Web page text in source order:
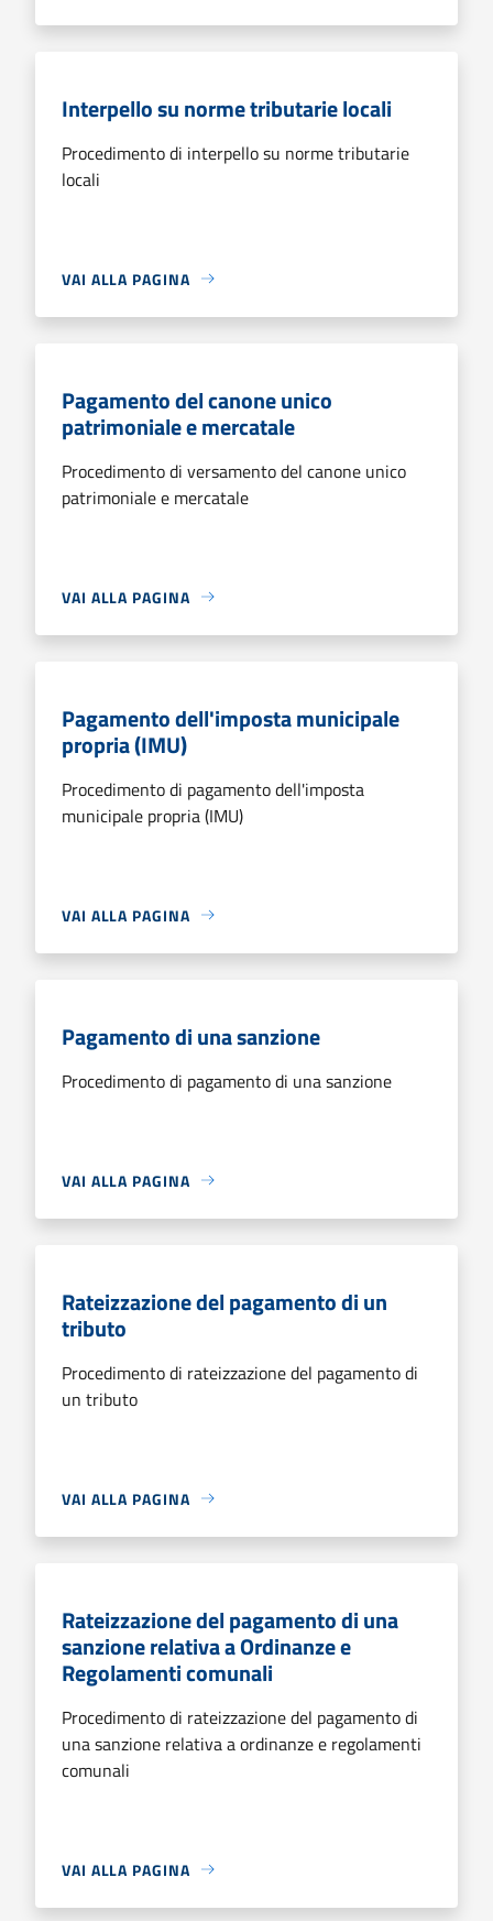
Interpello su norme tributarie locali
Procedimento di interpello su norme tributarie
locali
VAI ALLA PAGINA
Pagamento del canone unico
patrimoniale e mercatale
Procedimento di versamento del canone unico
patrimoniale e mercatale
VAI ALLA PAGINA
Pagamento dell'imposta municipale
propria (IMU)
Procedimento di pagamento dell'imposta
municipale propria (IMU)
VAI ALLA PAGINA
Pagamento di una sanzione
Procedimento di pagamento di una sanzione
VAI ALLA PAGINA
Rateizzazione del pagamento di un
tributo
Procedimento di rateizzazione del pagamento di
un tributo
VAI ALLA PAGINA
Rateizzazione del pagamento di una
sanzione relativa a Ordinanze e
Regolamenti comunali
Procedimento di rateizzazione del pagamento di
una sanzione relativa a ordinanze e regolamenti
comunali
VAI ALLA PAGINA